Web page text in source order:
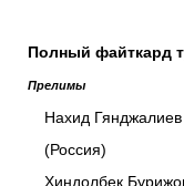
Полный файткард
Прелимы
Нахид
(Россия)
Хиндолбек